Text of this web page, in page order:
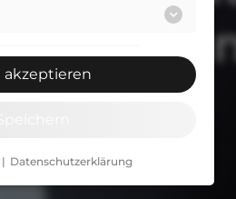
wir
akzeptieren
Datenschutzerklärung